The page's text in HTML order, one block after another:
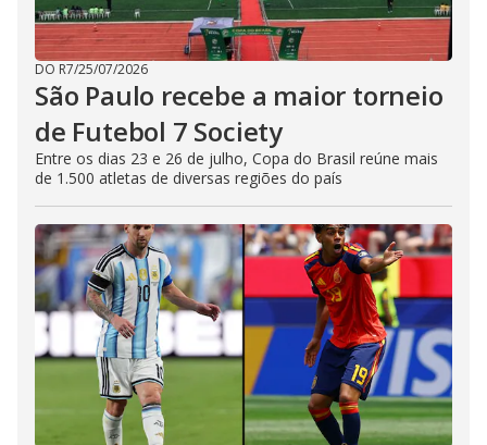
DO R7/25/07/2026
São Paulo recebe a maior torneio
de Futebol 7 Society
Entre os dias 23 e 26 de julho, Copa do Brasil reúne mais
de 1.500 atletas de diversas regiões do país